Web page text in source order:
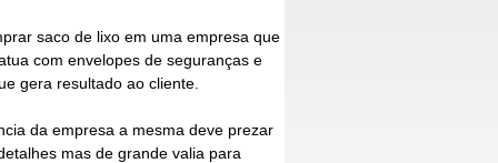
saco de lixo em uma empresa que
com envelopes de seguranças e
gera resultado ao cliente.
da empresa a mesma deve prezar
mas de grande valia para